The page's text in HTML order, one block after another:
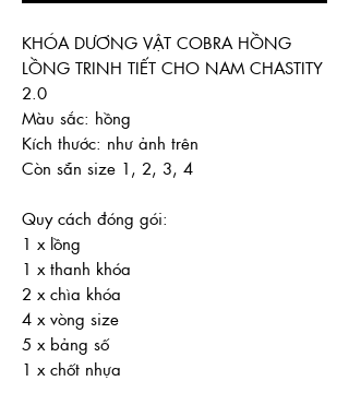
KHÓA DƯƠNG VẬT COBRA HỒNG
LỒNG TRINH TIẾT CHO NAM CHASTITY
2.0
Màu sắc: hồng
Kích thước: như ảnh trên
Còn sẵn size 1, 2, 3, 4
Quy cách đóng gói:
1 x lồng
1 x thanh khóa
2 x chìa khóa
4 x vòng size
5 x bảng số
1 x chốt nhựa